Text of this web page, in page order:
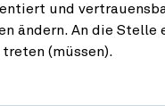
und
ändern. An die
(müssen).